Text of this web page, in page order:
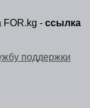
FOR.kg - ссылка
поддержки